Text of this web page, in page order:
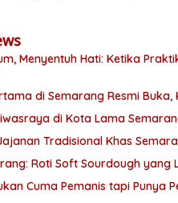
Praktikum Golongan Darah Menjadi Ruang Semai
di Semarang Resmi
di Kota Lama
Tradisional Khas
Roti Soft Sourdough yang
Cuma Pemanis tapi Punya